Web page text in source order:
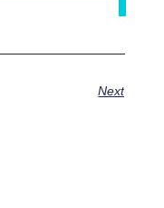
Next